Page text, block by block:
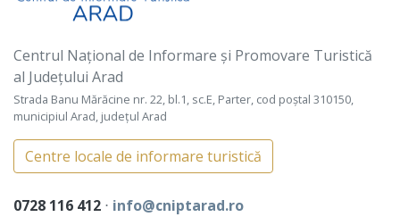
Centrul Național de Informare și Promovare Turistică
al Județului Arad
Strada Banu Mărăcine nr. 22, bl.1, sc.E, Parter, cod poștal 310150,
municipiul Arad, județul Arad
Centre locale de informare turistică
0728 116 412 ⋅ info@cniptarad.ro